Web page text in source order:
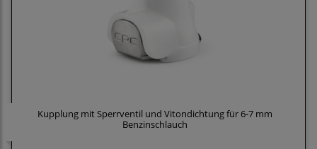
Kupplung mit Sperrventil und Vitondichtung für 6-7 mm
Benzinschlauch